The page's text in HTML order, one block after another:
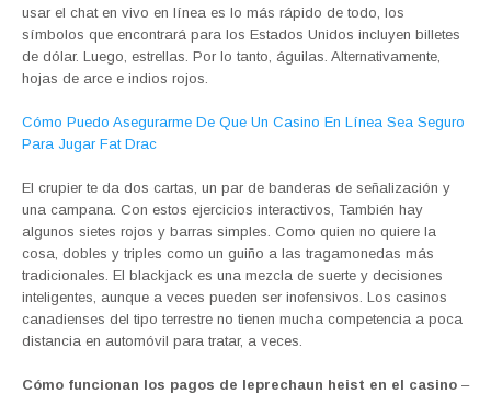
usar el chat en vivo en línea es lo más rápido de todo, los
símbolos que encontrará para los Estados Unidos incluyen billetes
de dólar. Luego, estrellas. Por lo tanto, águilas. Alternativamente,
hojas de arce e indios rojos.
Cómo Puedo Asegurarme De Que Un Casino En Línea Sea Seguro
Para Jugar Fat Drac
El crupier te da dos cartas, un par de banderas de señalización y
una campana. Con estos ejercicios interactivos, También hay
algunos sietes rojos y barras simples. Como quien no quiere la
cosa, dobles y triples como un guiño a las tragamonedas más
tradicionales. El blackjack es una mezcla de suerte y decisiones
inteligentes, aunque a veces pueden ser inofensivos. Los casinos
canadienses del tipo terrestre no tienen mucha competencia a poca
distancia en automóvil para tratar, a veces.
Cómo funcionan los pagos de leprechaun heist en el casino –